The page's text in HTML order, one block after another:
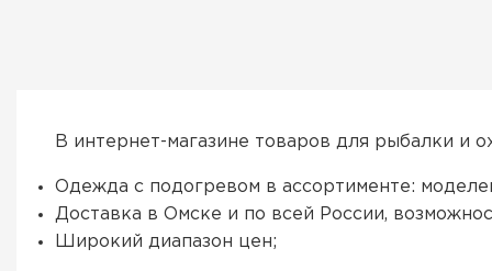
В интернет-магазине товаров для рыбалки и
Одежда с подогревом в ассортименте:
Доставка в Омске и по всей России,
Широкий диапазон цен;